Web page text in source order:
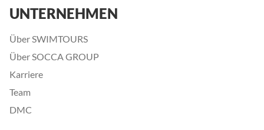
UNTERNEHMEN
Über SWIMTOURS
Über SOCCA GROUP
Karriere
Team
DMC